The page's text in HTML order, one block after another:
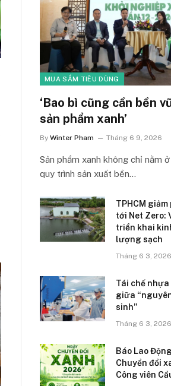
MUA SẮM TIÊU DÙNG
‘Bao bì cũng cần bền
sản phẩm xanh’
By Winter Pham Tháng 6 9, 2026
Sản phẩm xanh không chỉ nằm
quy trình sản xuất bền…
TPHCM
tới Net Zero:
triển khai
lượng sạch
Tháng 6 3, 2026
Tái chế nhựa
giữa
sinh”
Tháng 6 3, 2026
Báo Lao
Chuyển đổi
Công viên